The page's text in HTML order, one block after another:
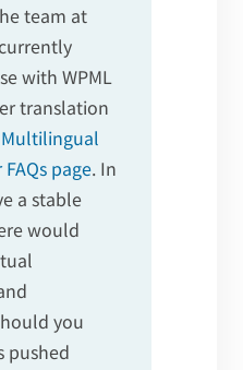
team at
with WPML
translation
Multilingual
page. In
a stable
would
you
pushed